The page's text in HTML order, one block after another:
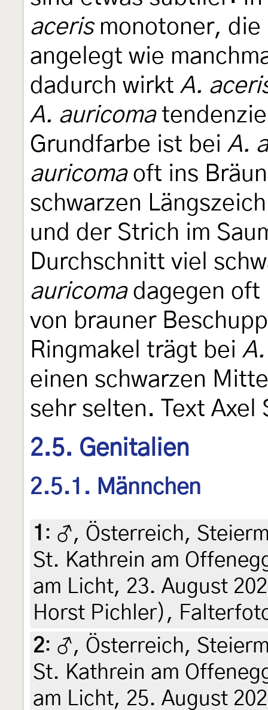
acerismonotoner, die
angelegt wie
dadurch wirkt A.
A. auricoma
Grundfarbe ist bei A.
auricomaoft ins
schwarzen
und der Strich im
Durchschnitt viel
auricomadagegen oft
von brauner
Ringmakel trägt bei
einen schwarzen
sehr selten. Text
2.5. Genitalien
2.5.1. Männchen
1 : ♂, Österreich,
St. Kathrein am
am Licht, 23. August
Horst Pichler),
2: ♂, Österreich,
St. Kathrein am
am Licht, 25. August